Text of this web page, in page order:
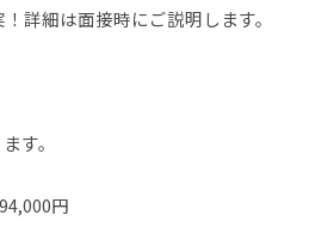
詳細は面接時にご説明します。
す。
円